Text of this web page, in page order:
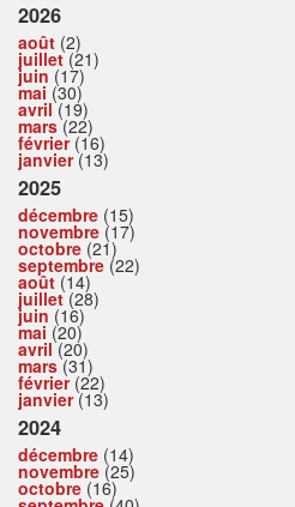
2026
août (2)
juillet(21)
juin (17)
mai (30)
avril(19)
mars(22)
février(16)
janvier(13)
2025
décembre (15)
novembre (17)
octobre (21)
septembre (22)
août (14)
juillet(28)
juin (16)
mai (20)
avril(20)
mars(31)
février(22)
janvier(13)
2024
décembre (14)
novembre (25)
octobre (16)